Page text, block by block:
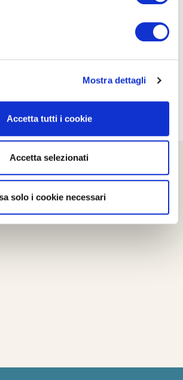
Mostra dettagli
Accetta tutti i cookie
Accetta selezionati
solo i cookie necessari